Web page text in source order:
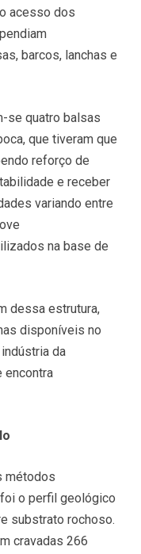
acesso dos
barcos, lanchas e
se quatro balsas
que tiveram que
reforço de
e receber
variando entre
na base de
dessa estrutura,
disponíveis no
da
encontra
métodos
o perfil geológico
substrato rochoso.
cravadas 266